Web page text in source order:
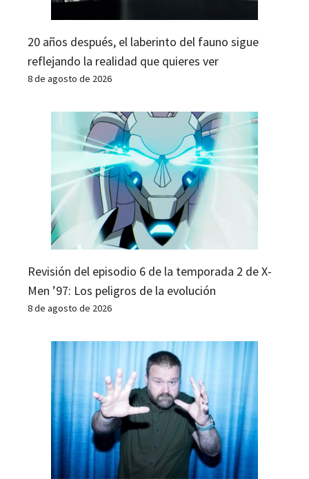
20 años después, el laberinto del fauno sigue
reflejando la realidad que quieres ver
8 de agosto de 2026
Revisión del episodio 6 de la temporada 2 de X-
Men ’97: Los peligros de la evolución
8 de agosto de 2026